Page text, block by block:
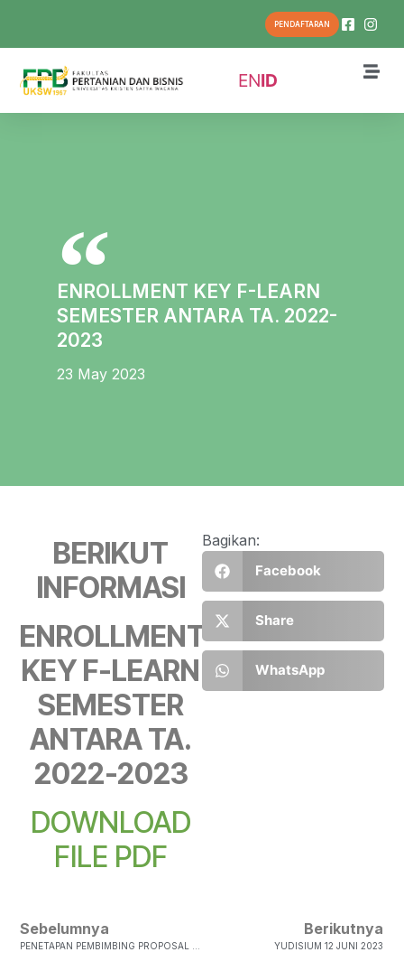
PENDAFTARAN
ENID
ENROLLMENT KEY F-LEARN
SEMESTER ANTARA TA. 2022-
2023
23 May 2023
BERIKUT
INFORMASI
ENROLLMENT
KEY F-LEARN
SEMESTER
ANTARA TA.
2022-2023
DOWNLOAD
FILE PDF
Bagikan:
Facebook
Share
WhatsApp
Sebelumnya Berikutnya
YUDISIUM 12 JUNI 2023